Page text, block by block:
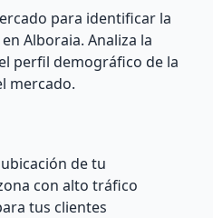
para identificar la
Alboraia. Analiza la
perfil demográfico de la
mercado.
de tu
con alto tráfico
tus clientes